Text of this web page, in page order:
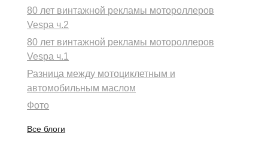
80 лет винтажной рекламы мотороллеров
Vespa ч.2
80 лет винтажной рекламы мотороллеров
Vespa ч.1
Разница между мотоциклетным и
автомобильным маслом
Фото
Все блоги